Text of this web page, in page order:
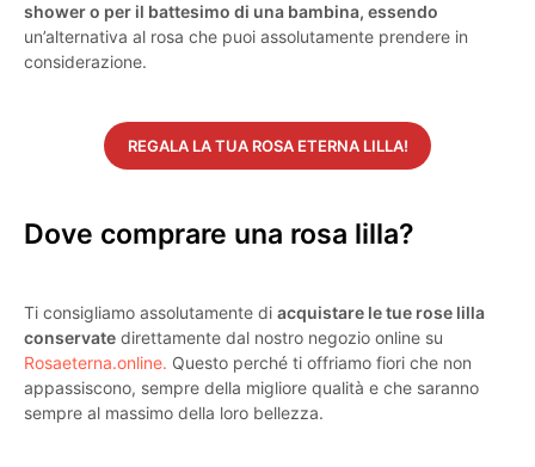
shower o per il battesimo di una bambina, essendo
un’alternativa al rosa che puoi assolutamente prendere in
considerazione.
REGALA LA TUA ROSA ETERNA LILLA!
Dove comprare una rosa lilla?
Ti consigliamo assolutamente di acquistare le tue rose lilla
conservate direttamente dal nostro negozio online su
Rosaeterna.online. Questo perché ti offriamo fiori che non
appassiscono, sempre della migliore qualità e che saranno
sempre al massimo della loro bellezza.